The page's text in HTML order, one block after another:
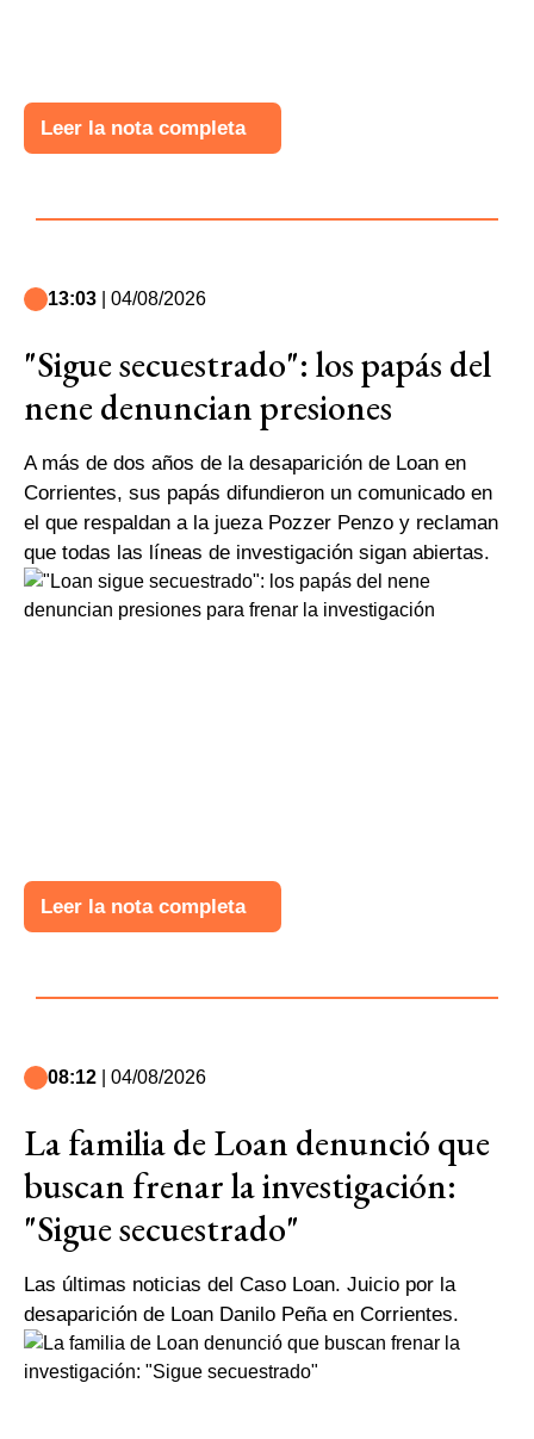
Leer la nota completa
13:03 | 04/08/2026
"Sigue secuestrado": los papás del
nene denuncian presiones
A más de dos años de la desaparición de Loan en
Corrientes, sus papás difundieron un comunicado en
el que respaldan a la jueza Pozzer Penzo y reclaman
que todas las líneas de investigación sigan abiertas.
Leer la nota completa
08:12 | 04/08/2026
La familia de Loan denunció que
buscan frenar la investigación:
"Sigue secuestrado"
Las últimas noticias del Caso Loan. Juicio por la
desaparición de Loan Danilo Peña en Corrientes.